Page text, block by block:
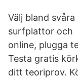
Välj bland
surfplattor och
online, plugga
Testa gratis
ditt teoriprov.